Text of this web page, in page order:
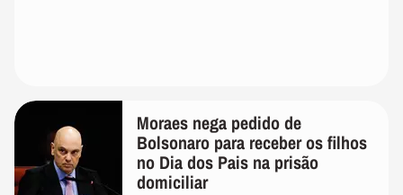
Moraes nega pedido de
Bolsonaro para receber os filhos
no Dia dos Pais na prisão
domiciliar